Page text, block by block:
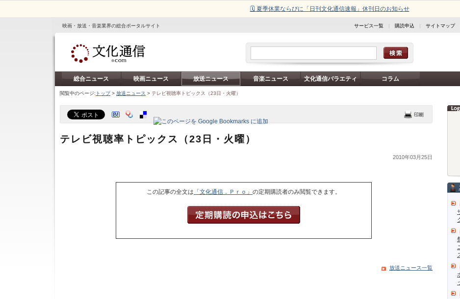
🗓️ 夏季休業ならびに「日刊文化通信速報」休刊日のお知らせ
映画・放送・音楽業界の総合ポータルサイト サービス一覧 | 購読申込 | サイトマップ
総合ニュース 映画ニュース 放送ニュース 音楽ニュース 文化通信バラエティ コラム
閲覧中のページ: トップ> 放送ニュース > テレビ視聴率トピックス（23日・火曜）
テレビ視聴率トピックス（23日・火曜）
2010年03月25日
この記事の全文は 「文化通信．Ｐｒｏ」 の定期購読者のみ閲覧できます。
放送ニュース一覧